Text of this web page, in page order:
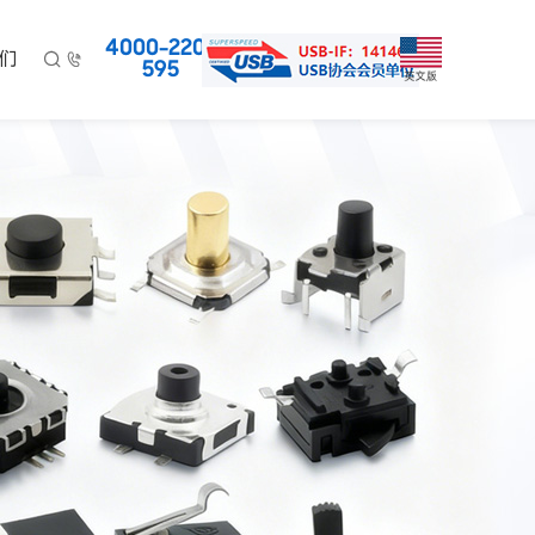
 
4000-220-
595